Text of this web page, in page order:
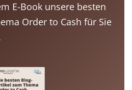
E-Book unsere besten
Order to Cash für Sie